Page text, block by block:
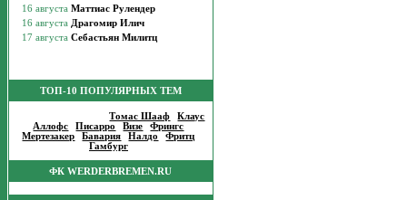
ТОП-10 ПОПУЛЯРНЫХ ТЕМ
:Томас Шааф |Клаус
Аллофс |Писарро |Визе |Фрингс
Мертезакер |Бавария |Налдо |Фритц
Гамбург
ФК WERDERBREMEN.RU